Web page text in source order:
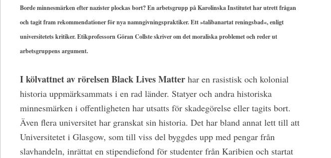
Borde minnesmärken efter nazister plockas bort? En arbetsgrupp på Karolinska Institutet har utrett frågan
och tagit fram rekommendationer för nya namngivningspraktiker. Ett »talibanartat reningsbad«, enligt
universitetets kritiker. Etikprofessorn Göran Collste skriver om det moraliska problemet och reder ut
arbetsgruppens argument.
I kölvattnet av rörelsen Black Lives Matterhar en rasistisk och kolonial
historia uppmärksammats i en rad länder. Statyer och andra historiska
minnesmärken i offentligheten har utsatts för skadegörelse eller tagits bort.
Även flera universitet har granskat sin historia. Det har bland annat lett till att
Universitetet i Glasgow, som till viss del byggdes upp med pengar från
slavhandeln, inrättat en stipendiefond för studenter från Karibien och startat